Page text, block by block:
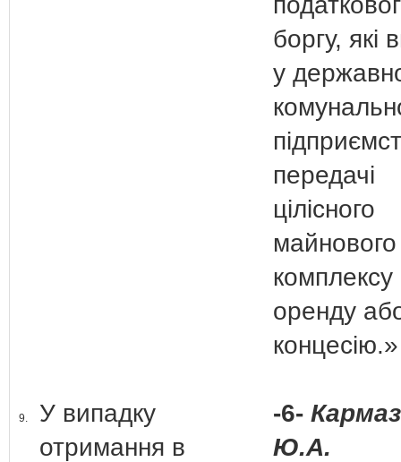
боргу, які
у
передачі
цілісного
майнового
комплексу
оренду
концесію.»
9.
У випадку
отримання в
-6-
Ю.А.